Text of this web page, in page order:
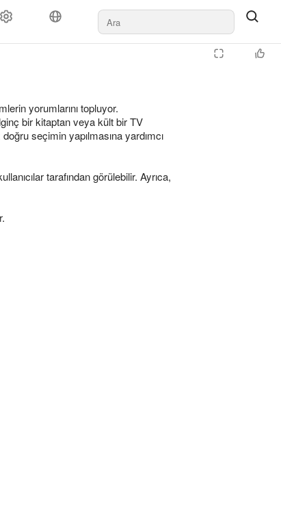
yorumlarını topluyor.
bir kitaptan veya kült bir TV
seçimin yapılmasına yardımcı
tarafından görülebilir. Ayrıca,